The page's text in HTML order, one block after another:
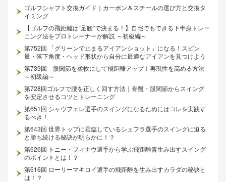
ゴルフシャフト交換ガイド｜カーボン＆スチールの選び方と交換タ
イミング
【ゴルフの飛距離は“足腰”で決まる！】自宅でもできる下半身トレー
ニング法をプロトレーナーが解説 ～初級編～
第752回 「グリーンで止まるアイアンショット」になる！スピン
量・落下角度・ヘッド形状から自分に最適なアイアンを見つけよう
第739回 股関節を柔軟にして飛距離アップ！再現性を高める方法
～初級編～
第728回ゴルフで腰を正しく回す方法｜骨盤・股関節からスイング
を安定させるコツとトレーニング
第651回 シャウフェレ選手のスイングになるためにはコレを実践す
るべき！
第643回 世界トップに君臨しているシェフラ選手のスイングに迫る
と勝ち続ける秘訣が明らかに！？
第626回 トニー・フィナウ選手から学ぶ飛距離青生み出すスイング
のポイントとは！？
第616回 ローリーマキロイ選手の飛距離を生み出すカラダの秘訣と
は！？